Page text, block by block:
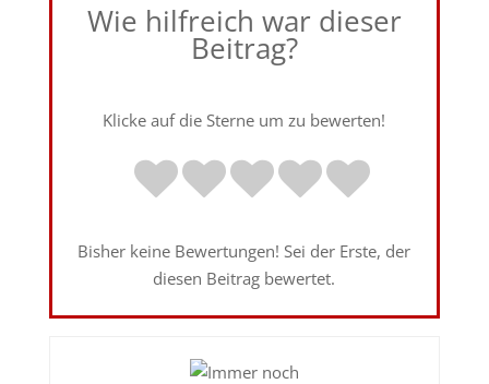
Wie hilfreich war dieser
Beitrag?
Klicke auf die Sterne um zu bewerten!
Bisher keine Bewertungen! Sei der Erste, der
diesen Beitrag bewertet.